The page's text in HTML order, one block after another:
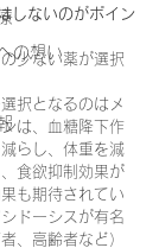
の想い
しないのがポイン
少ない薬が選択
択となるのはメ
は、血糖降下作
らし、体重を減
食欲抑制効果が
も期待されてい
ドーシスが有名
、高齢者など）